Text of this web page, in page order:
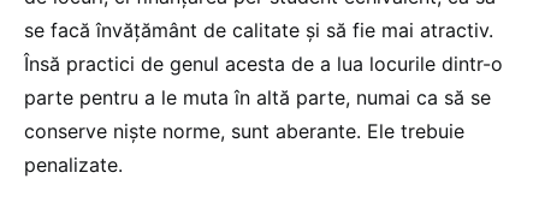
se facă învățământ de calitate și să fie mai atractiv.
Însă practici de genul acesta de a lua locurile dintr-o
parte pentru a le muta în altă parte, numai ca să se
conserve niște norme, sunt aberante. Ele trebuie
penalizate.